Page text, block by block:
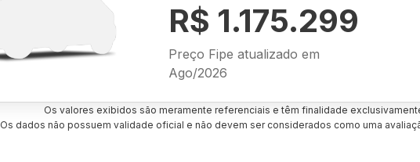
R$ 1.175.299
Preço Fipe atualizado em
Ago/2026
Os valores exibidos são meramente referenciais e têm finalidade
Os dados não possuem validade oficial e não devem ser considerados como uma